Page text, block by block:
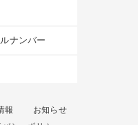
ナンバー
報
お知らせ